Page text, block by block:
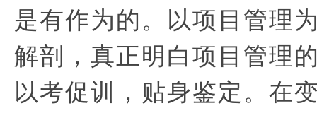
是有作为的。以项目管理
解剖，真正明白项目管理
以考促训，贴身鉴定。在